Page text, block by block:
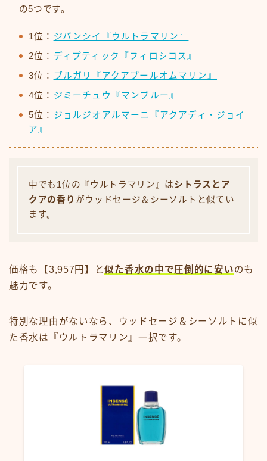
の5つです。
1位： ジバンシイ『ウルトラマリン』
2位： ディプティック『フィロシコス』
3位： ブルガリ『アクアプールオムマリン』
4位： ジミーチュウ『マンブルー』
5位： ジョルジオアルマーニ『アクアディ・ジョイ
ア』
中でも1位の『ウルトラマリン』はシトラスとア
クアの香り がウッドセージ＆シーソルトと似てい
ます。
価格も【3,957円】と似た香水の中で圧倒的に安いのも
魅力です。
特別な理由がないなら、ウッドセージ＆シーソルトに似
た香水は『ウルトラマリン』一択です。